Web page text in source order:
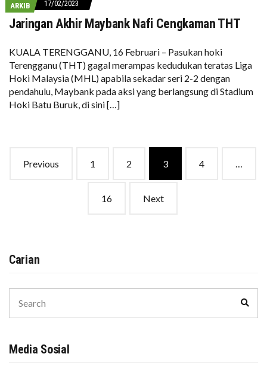
ARKIB 17/02/2023
Jaringan Akhir Maybank Nafi Cengkaman THT
KUALA TERENGGANU, 16 Februari – Pasukan hoki
Terengganu (THT) gagal merampas kedudukan teratas Liga
Hoki Malaysia (MHL) apabila sekadar seri 2-2 dengan
pendahulu, Maybank pada aksi yang berlangsung di Stadium
Hoki Batu Buruk, di sini […]
Posts
Previous 1 2 3 4
16 Next
Carian
for:
Media Sosial